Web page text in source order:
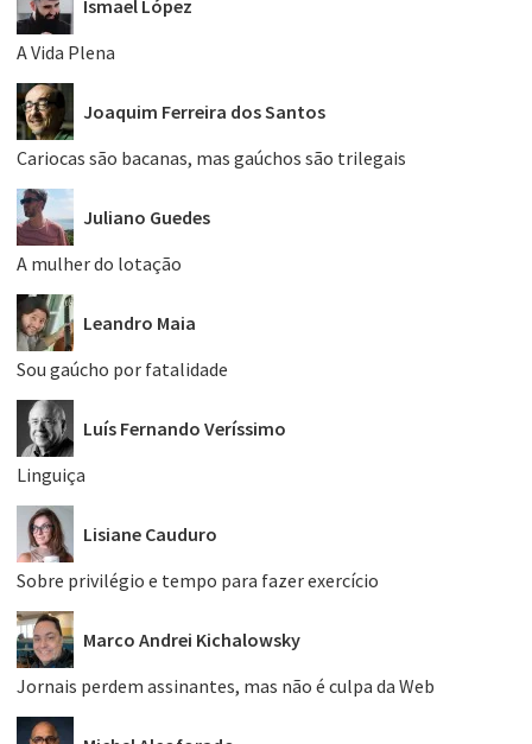
Ismael López
A Vida Plena
Joaquim Ferreira dos Santos
Cariocas são bacanas, mas gaúchos são trilegais
Juliano Guedes
A mulher do lotação
Leandro Maia
Sou gaúcho por fatalidade
Luís Fernando Veríssimo
Linguiça
Lisiane Cauduro
Sobre privilégio e tempo para fazer exercício
Marco Andrei Kichalowsky
Jornais perdem assinantes, mas não é culpa da Web